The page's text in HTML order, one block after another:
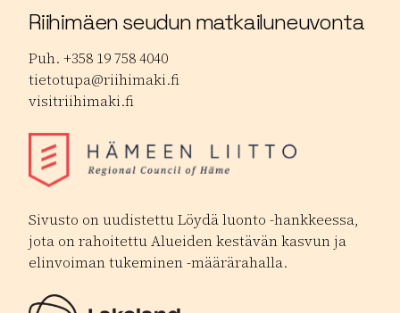
Riihimäen seudun matkailuneuvonta
Puh. +358 19 758 4040
tietotupa@riihimaki.fi
visitriihimaki.fi
Sivusto on uudistettu Löydä luonto -hankkeessa,
jota on rahoitettu Alueiden kestävän kasvun ja
elinvoiman tukeminen -määrärahalla.